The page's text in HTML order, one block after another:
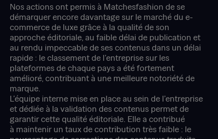
Nos actions ont permis à Matchesfashion de se
démarquer encore davantage sur le marché du e-
commerce de luxe grâce à la qualité de son
approche éditoriale, au faible délai de publication et
au rendu impeccable de ses contenus dans un délai
rapide : le classement de l’entreprise sur les
plateformes de chaque pays a été fortement
amélioré, contribuant à une meilleure notoriété de
marque.
L’équipe interne mise en place au sein de l’entreprise
et dédiée à la validation des contenus permet de
garantir cette qualité éditoriale. Elle a contribué
à maintenir un taux de contribution très faible : le